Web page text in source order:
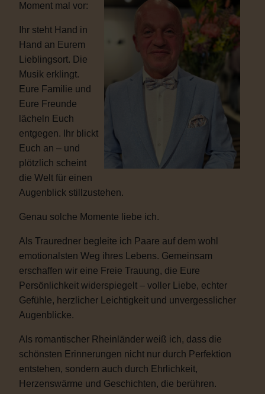
Moment mal vor:
Ihr steht Hand in
Hand an Eurem
Lieblingsort. Die
Musik erklingt.
Eure Familie und
Eure Freunde
lächeln Euch
entgegen. Ihr blickt
Euch an – und
plötzlich scheint
die Welt für einen
Augenblick stillzustehen.
Genau solche Momente liebe ich.
Als Trauredner begleite ich Paare auf dem wohl
emotionalsten Weg ihres Lebens. Gemeinsam
erschaffen wir eine Freie Trauung, die Eure
Persönlichkeit widerspiegelt – voller Liebe, echter
Gefühle, herzlicher Leichtigkeit und unvergesslicher
Augenblicke.
Als romantischer Rheinländer weiß ich, dass die
schönsten Erinnerungen nicht nur durch Perfektion
entstehen, sondern auch durch Ehrlichkeit,
Herzenswärme und Geschichten, die berühren.